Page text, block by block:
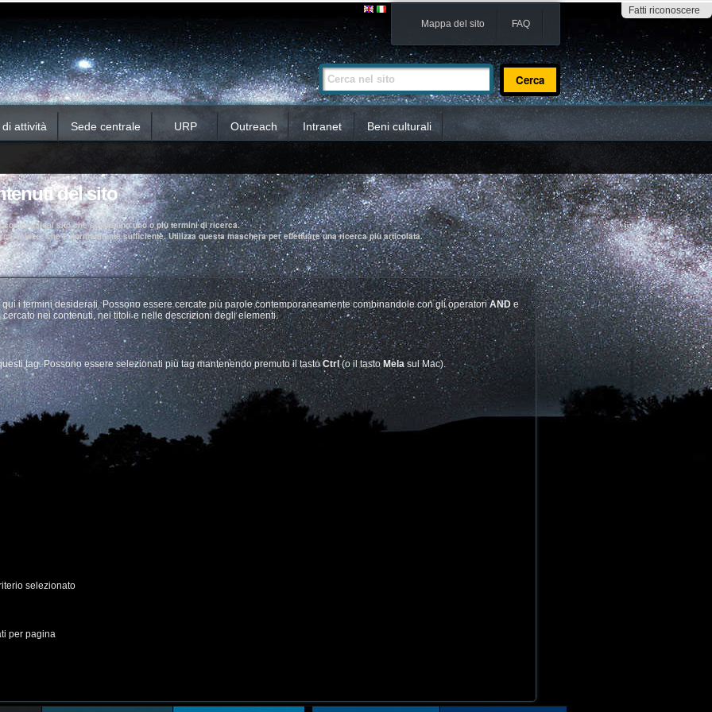
Fatti riconoscere
Mappa del sito FAQ
Cerca nel sito
Ricerca
avanzata…
attività Sede centrale URP Outreach Intranet Beni culturali
del sito
del sito che soddisfino uno o più termini di ricerca.
veloce, che è normalmente sufficiente. Utilizza questa maschera per effettuare una ricerca più articolata.
i termini desiderati. Possono essere cercate più parole contemporaneamente combinandole con gli operatoriANDe
nei contenuti, nei titoli e nelle descrizioni degli elementi.
tag. Possono essere selezionati più tag mantenendo premuto il tastoCtrl(o il tasto Melasul Mac).
selezionato
per pagina